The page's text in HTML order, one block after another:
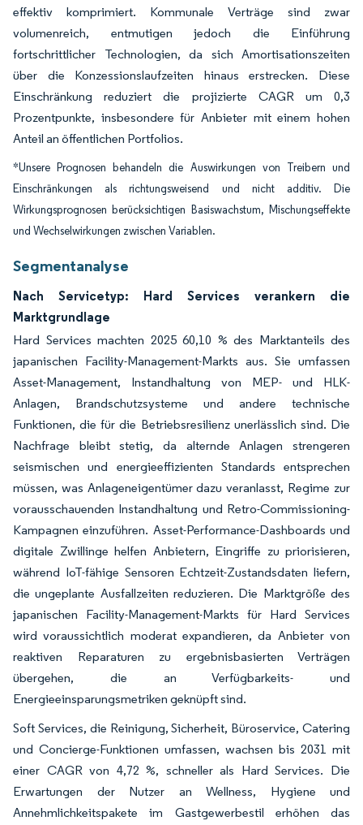
effektiv komprimiert. Kommunale Verträge sind zwar
volumenreich, entmutigen jedoch die Einführung
fortschrittlicher Technologien, da sich Amortisationszeiten
über die Konzessionslaufzeiten hinaus erstrecken. Diese
Einschränkung reduziert die projizierte CAGR um 0,3
Prozentpunkte, insbesondere für Anbieter mit einem hohen
Anteil an öffentlichen Portfolios.
*Unsere Prognosen behandeln die Auswirkungen von Treibern und
Einschränkungen als richtungsweisend und nicht additiv. Die
Wirkungsprognosen berücksichtigen Basiswachstum, Mischungseffekte
und Wechselwirkungen zwischen Variablen.
Segmentanalyse
Nach Servicetyp: Hard Services verankern die
Marktgrundlage
Hard Services machten 2025 60,10 % des Marktanteils des
japanischen Facility-Management-Markts aus. Sie umfassen
Asset-Management, Instandhaltung von MEP- und HLK-
Anlagen, Brandschutzsysteme und andere technische
Funktionen, die für die Betriebsresilienz unerlässlich sind. Die
Nachfrage bleibt stetig, da alternde Anlagen strengeren
seismischen und energieeffizienten Standards entsprechen
müssen, was Anlageneigentümer dazu veranlasst, Regime zur
vorausschauenden Instandhaltung und Retro-Commissioning-
Kampagnen einzuführen. Asset-Performance-Dashboards und
digitale Zwillinge helfen Anbietern, Eingriffe zu priorisieren,
während IoT-fähige Sensoren Echtzeit-Zustandsdaten liefern,
die ungeplante Ausfallzeiten reduzieren. Die Marktgröße des
japanischen Facility-Management-Markts für Hard Services
wird voraussichtlich moderat expandieren, da Anbieter von
reaktiven Reparaturen zu ergebnisbasierten Verträgen
übergehen, die an Verfügbarkeits- und
Energieeinsparungsmetriken geknüpft sind.
Soft Services, die Reinigung, Sicherheit, Büroservice, Catering
und Concierge-Funktionen umfassen, wachsen bis 2031 mit
einer CAGR von 4,72 %, schneller als Hard Services. Die
Erwartungen der Nutzer an Wellness, Hygiene und
Annehmlichkeitspakete im Gastgewerbestil erhöhen das